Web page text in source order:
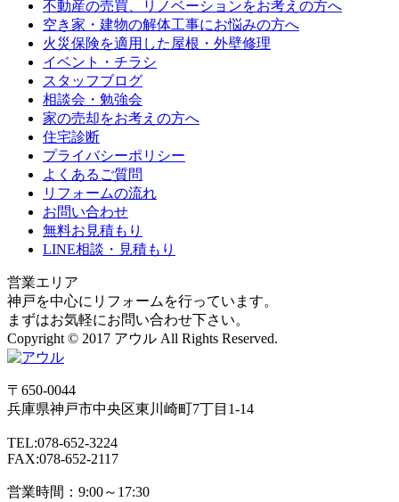
不動産の売買、リノベーションをお考えの方へ
空き家・建物の解体工事にお悩みの方へ
火災保険を適用した屋根・外壁修理
イベント・チラシ
スタッフブログ
相談会・勉強会
家の売却をお考えの方へ
住宅診断
プライバシーポリシー
よくあるご質問
リフォームの流れ
お問い合わせ
無料お見積もり
LINE相談・見積もり
営業エリア
神戸を中心にリフォームを行っています。
まずはお気軽にお問い合わせ下さい。
Copyright © 2017 アウル All Rights Reserved.
〒650-0044
兵庫県神戸市中央区東川崎町7丁目1-14
TEL:078-652-3224
FAX:078-652-2117
営業時間：9:00～17:30